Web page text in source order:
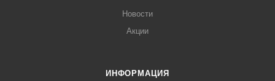
Новости
Акции
ИНФОРМАЦИЯ